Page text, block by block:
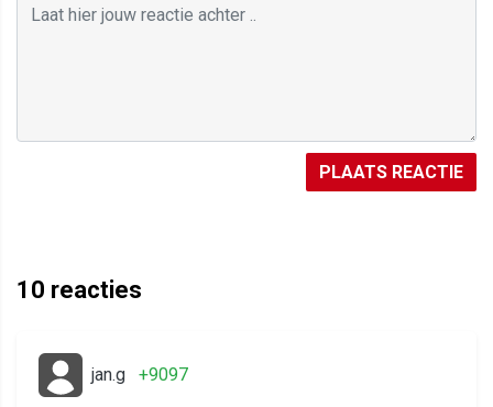
PLAATS REACTIE
10 reacties
jan.g +9097